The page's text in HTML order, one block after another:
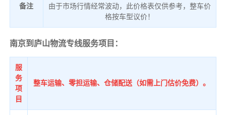
备注
由于市场行情经常波动，此价格表仅供参考，整车价
格按车型议价！
南京到庐山物流专线服务项目：
服
务
项
目
整车运输、零担运输、仓储配送（如需上门估价免费）。